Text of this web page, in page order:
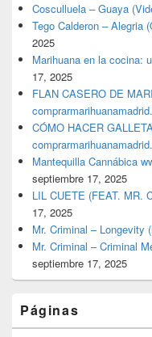
Cosculluela – Guaya
Tego Calderon – Alegria
2025
Marihuana en la cocina:
17, 2025
FLAN CASERO DE
CÓMO HACER
Mantequilla Cannábica
septiembre 17, 2025
LIL CUETE (FEAT. MR.
17, 2025
Mr. Criminal – Longevity
Mr. Criminal – Criminal
septiembre 17, 2025
Páginas